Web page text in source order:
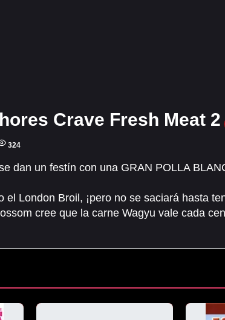
Crave Fresh Meat 2
324
dan un festín con una GRAN POLLA
el London Broil, ¡pero no se saciará hasta
cree que la carne Wagyu vale cada